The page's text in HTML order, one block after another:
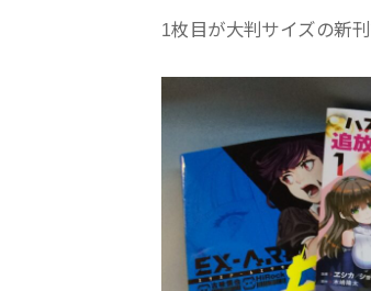
1枚目が大判サイズの新刊